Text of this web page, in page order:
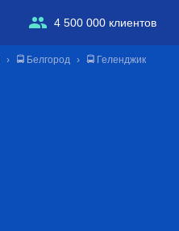
4 500 000 клиентов
🚍 Белгород 🚍 Геленджик